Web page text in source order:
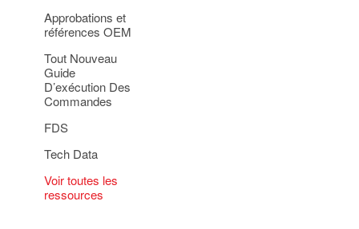
Approbations et
références OEM
Tout Nouveau
Guide
D’exécution Des
Commandes
FDS
Tech Data
Voir toutes les
ressources